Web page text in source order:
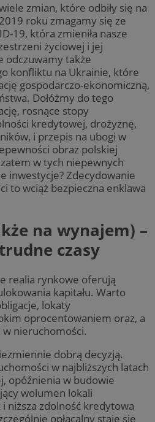
zmian, które odbiły się na
roku zmagamy się ze
19, która zmieniła nasze
życiowej i jej
odczuwamy także
konfliktu na Ukrainie, które
gospodarczo-ekonomiczną,
Dołóżmy do tego
rosnące stopy
kredytowej, drożyznę,
i przepis na ubogi w
obraz polskiej
w tych niepewnych
inwestycje? Zdecydowanie
to wciąż bezpieczna enklawa
na wynajem) –
czasy
realia rynkowe oferują
kapitału. Warto
lokaty
oprocentowaniem oraz, a
nieruchomości.
dobrą decyzją.
w najbliższych latach
opóźnienia w budowie
wolumen lokali
niższa zdolność kredytowa
opłacalny staje się